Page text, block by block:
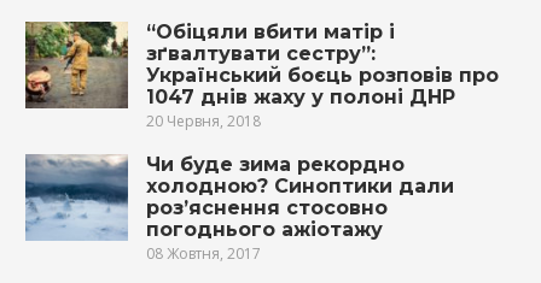
“Обіцяли вбити матір і
зґвалтувати сестру”:
Український боєць розповів про
1047 днів жаху у полоні ДНР
20 Червня, 2018
Чи буде зима рекордно
холодною? Синоптики дали
роз’яснення стосовно
погоднього ажіотажу
08 Жовтня, 2017